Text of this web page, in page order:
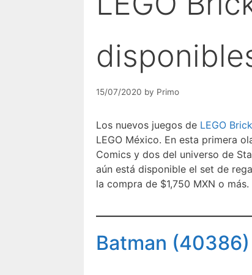
15/07/2020 by Primo
Los nuevos juegos de LEGO
LEGO México. En esta primera
Comics y dos del universo de
aún está disponible el set de
la compra de $1,750 MXN o más.
Batman (40386)